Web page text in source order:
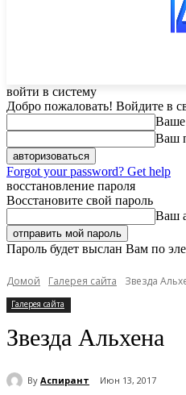
войти в систему
Добро пожаловать! Войдите в
Ваше
Ваш
Forgot your password? Get help
восстановление пароля
Восстановите свой пароль
Ваш
Пароль будет выслан Вам по
Домой Галерея сайта Звезда
Галерея сайта
Звезда Альхена
By Аспирант Июн 13, 2017